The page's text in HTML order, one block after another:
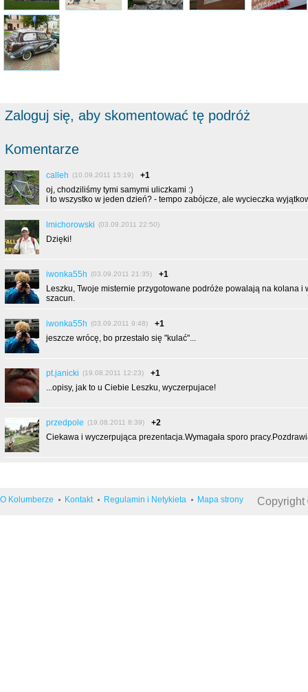
Zaloguj się, aby skomentować tę podróż
Komentarze
calleh (10.09.2011 15:19)
+1
oj, chodziliśmy tymi samymi uliczkami :)
i to wszystko w jeden dzień? - tempo zabójcze, ale wycieczka
lmichorowski (03.09.2011 22:50)
Dzięki!
iwonka55h (03.09.2011 21:35)
+1
Leszku, Twoje misternie przygotowane podróże powalają na kolana i
szacun.
iwonka55h (03.09.2011 9:48)
+1
jeszcze wrócę, bo przestało się "kulać"...
pt.janicki (19.08.2011 12:23)
+1
...opisy, jak to u Ciebie Leszku, wyczerpujace!
przedpole (19.08.2011 8:39)
+2
Ciekawa i wyczerpująca prezentacja.Wymagała sporo
O Kolumberze Kontakt Regulamin i Netykieta Mapa strony